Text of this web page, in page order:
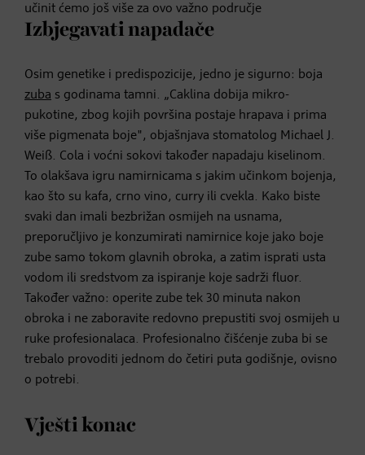
učinit ćemo još više za ovo važno područje
Izbjegavati napadače
Osim genetike i predispozicije, jedno je sigurno: boja
zuba s godinama tamni. „Caklina dobija mikro-
pukotine, zbog kojih površina postaje hrapava i prima
više pigmenata boje", objašnjava stomatolog Michael J.
Weiß. Cola i voćni sokovi također napadaju kiselinom.
To olakšava igru namirnicama s jakim učinkom bojenja,
kao što su kafa, crno vino, curry ili cvekla. Kako biste
svaki dan imali bezbrižan osmijeh na usnama,
preporučljivo je konzumirati namirnice koje jako boje
zube samo tokom glavnih obroka, a zatim isprati usta
vodom ili sredstvom za ispiranje koje sadrži fluor.
Također važno: operite zube tek 30 minuta nakon
obroka i ne zaboravite redovno prepustiti svoj osmijeh u
ruke profesionalaca. Profesionalno čišćenje zuba bi se
trebalo provoditi jednom do četiri puta godišnje, ovisno
o potrebi.
Vješti konac